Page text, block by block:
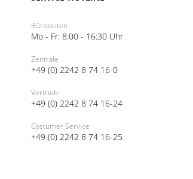
Bürozeiten
Mo - Fr: 8:00 - 16:30 Uhr
Zentrale
+49 (0) 2242 8 74 16-0
Vertrieb
+49 (0) 2242 8 74 16-24
Costumer Service
+49 (0) 2242 8 74 16-25